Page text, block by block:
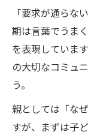
児
子育て
説
忙しい日々
法
忙しい
「要求が通らな
期は言葉でうま
を表現していま
の大切なコミュ
う。
親としては「な
すが、まずは子